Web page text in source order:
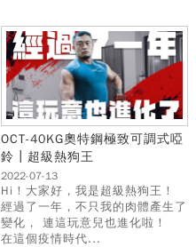
OCT-40KG奧特鋼極致可調式啞
鈴┃超級熱狗王
2022-07-13
Hi！大家好，我是超級熱狗王！
經過了一年，不只我的肉體產生了
變化， 連這玩意兒也進化啦！
在這個疫情時代...